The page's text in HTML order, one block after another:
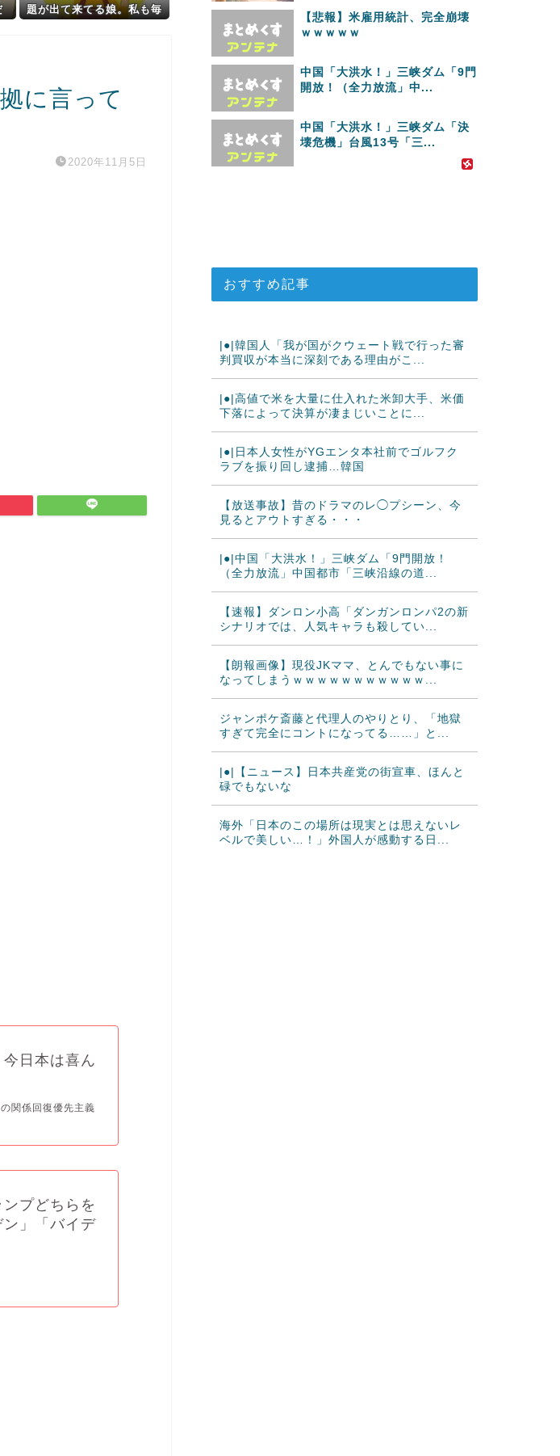
題が出て来てる娘。私も毎
に言って
2020年11月5日
日本は喜ん
関係回復優先主義
プどちらを
」「バイデ
【悲報】米雇用統計、完全崩壊
ｗｗｗｗｗ
中国「大洪水！」三峡ダム「9門
開放！（全力放流」中...
中国「大洪水！」三峡ダム「決
壊危機」台風13号「三...
おすすめ記事
|●|韓国人「我が国がクウェート戦で行った審
判買収が本当に深刻である理由がこ...
|●|高値で米を大量に仕入れた米卸大手、米価
下落によって決算が凄まじいことに...
|●|日本人女性がYGエンタ本社前でゴルフク
ラブを振り回し逮捕…韓国
【放送事故】昔のドラマのレ◯プシーン、今
見るとアウトすぎる・・・
|●|中国「大洪水！」三峡ダム「9門開放！
（全力放流」中国都市「三峡沿線の道...
【速報】ダンロン小高「ダンガンロンパ2の新
シナリオでは、人気キャラも殺してい...
【朗報画像】現役JKママ、とんでもない事に
なってしまうｗｗｗｗｗｗｗｗｗｗｗ...
ジャンポケ斎藤と代理人のやりとり、「地獄
すぎて完全にコントになってる……」と...
|●|【ニュース】日本共産党の街宣車、ほんと
碌でもないな
海外「日本のこの場所は現実とは思えないレ
ベルで美しい…！」外国人が感動する日...